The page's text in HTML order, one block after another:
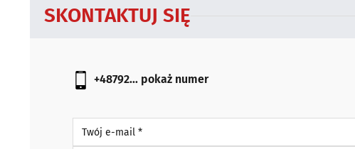
SKONTAKTUJ SIĘ
+48792... pokaż numer